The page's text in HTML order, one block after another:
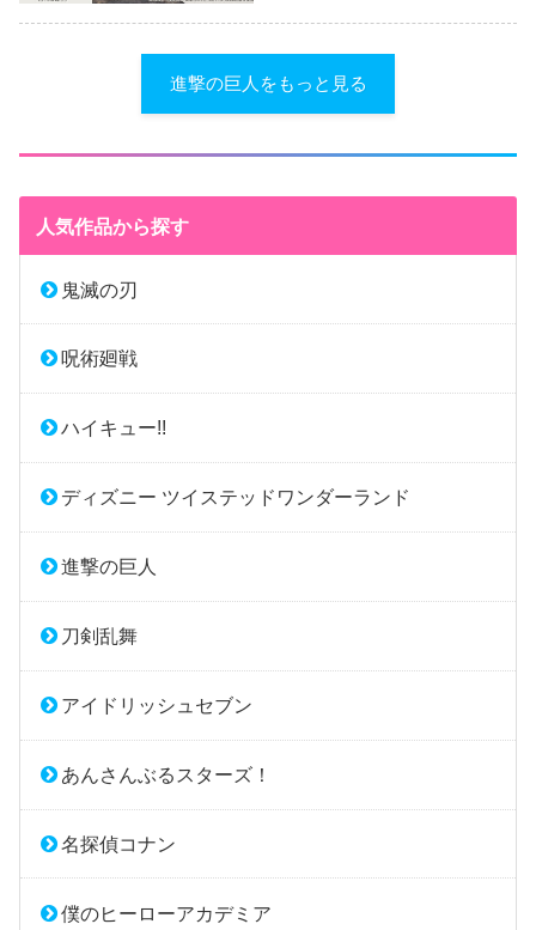
進撃の巨人をもっと見る
人気作品から探す
鬼滅の刃
呪術廻戦
ハイキュー!!
ディズニー ツイステッドワンダーランド
進撃の巨人
刀剣乱舞
アイドリッシュセブン
あんさんぶるスターズ！
名探偵コナン
僕のヒーローアカデミア